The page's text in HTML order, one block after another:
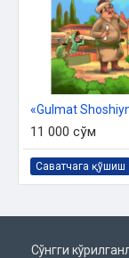
11 000 сўм
Саватчага қўшиш
Сўнгги